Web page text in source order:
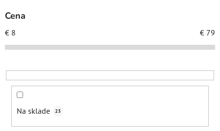
p
r
o
d
k
Cena
€ 8 € 79
Na sklade 23